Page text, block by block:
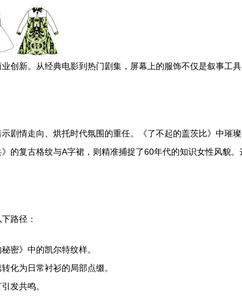
创新。从经典电影到热门剧集，屏幕上的服饰不仅是叙事工
情走向、烘托时代氛围的重任。《了不起的盖茨比》中璀璨
的复古格纹与A字裙，则精准捕捉了60年代的知识女性风貌
路径：
密》中的凯尔特纹样。
化为日常衬衫的局部点缀。
发共鸣。